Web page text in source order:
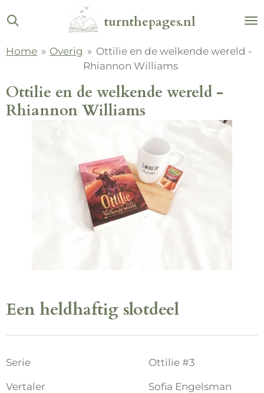
Ga
direct
de
turnthepages.nl
Home » Overig » Ottilie en de welkende wereld -
Rhiannon Williams
Ottilie en de welkende wereld -
Rhiannon Williams
Een heldhaftig slotdeel
Serie Ottilie #3
Vertaler Sofia Engelsman